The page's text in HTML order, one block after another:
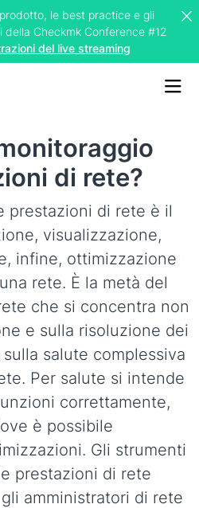
le best practice e gli
Checkmk Conference #12
del live streaming
di rete?
prestazioni di rete è il
visualizzazione,
infine, ottimizzazione
rete. È la metà del
che si concentra non
e sulla risoluzione dei
salute complessiva
Per salute si intende
correttamente,
è possibile
Gli strumenti
prestazioni di rete
amministratori di rete